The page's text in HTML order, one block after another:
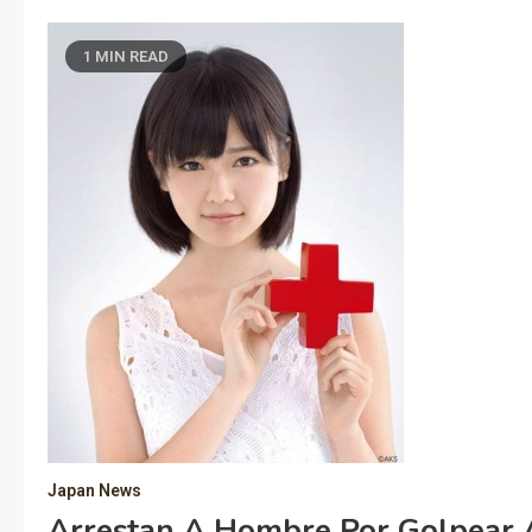
1 MIN READ
Japan News